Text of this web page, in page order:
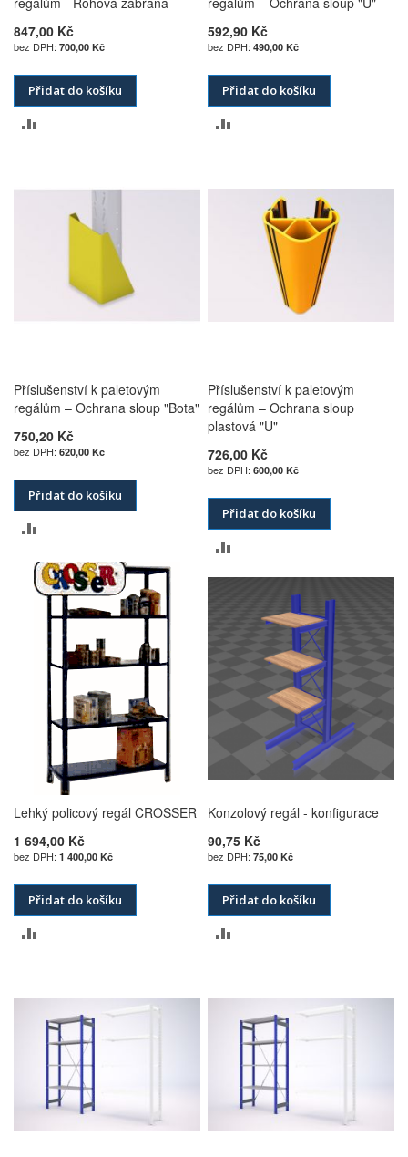
847,00 Kč
700,00 Kč
Přidat do košíku
592,90 Kč
490,00 Kč
Přidat do košíku
POROVNÁNÍ
Příslušenství k paletovým
regálům – Ochrana sloup "Bota"
750,20 Kč
620,00 Kč
Přidat do košíku
K
POROVNÁNÍ
Příslušenství k paletovým
regálům – Ochrana sloup
plastová "U"
726,00 Kč
600,00 Kč
Přidat do košíku
K
POROVNÁNÍ
Lehký policový regál CROSSER
1 694,00 Kč
1 400,00 Kč
Přidat do košíku
POROVNÁNÍ
Konzolový regál - konfigurace
90,75 Kč
75,00 Kč
Přidat do košíku
POROVNÁNÍ